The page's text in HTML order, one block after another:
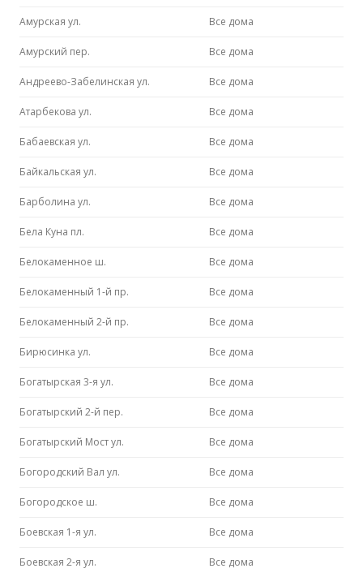
Амурская ул. Все дома
Амурский пер. Все дома
Андреево-Забелинская ул. Все дома
Атарбекова ул. Все дома
Бабаевская ул. Все дома
Байкальская ул. Все дома
Барболина ул. Все дома
Бела Куна пл. Все дома
Белокаменное ш. Все дома
Белокаменный 1-й пр. Все дома
Белокаменный 2-й пр. Все дома
Бирюсинка ул. Все дома
Богатырская 3-я ул. Все дома
Богатырский 2-й пер. Все дома
Богатырский Мост ул. Все дома
Богородский Вал ул. Все дома
Богородское ш. Все дома
Боевская 1-я ул. Все дома
Боевская 2-я ул. Все дома